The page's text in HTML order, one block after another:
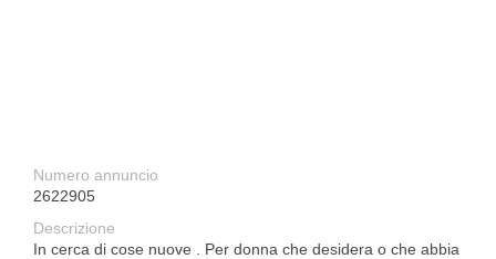
Numero annuncio
2622905
Descrizione
In cerca di cose nuove . Per donna che desidera o che abbia